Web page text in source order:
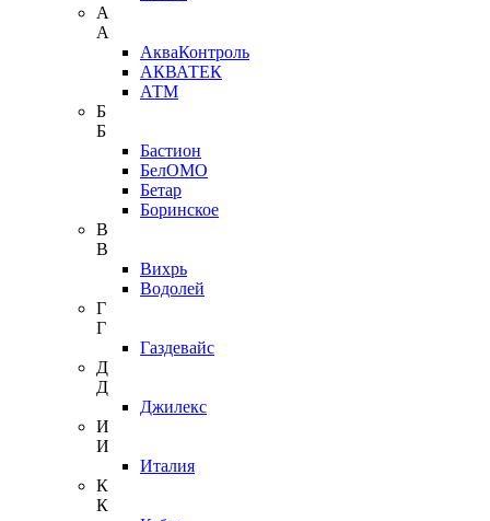
А
А
АкваКонтроль
АКВАТЕК
АТМ
Б
Б
Бастион
БелОМО
Бетар
Боринское
В
В
Вихрь
Водолей
Г
Г
Газдевайс
Д
Д
Джилекс
И
И
Италия
К
К